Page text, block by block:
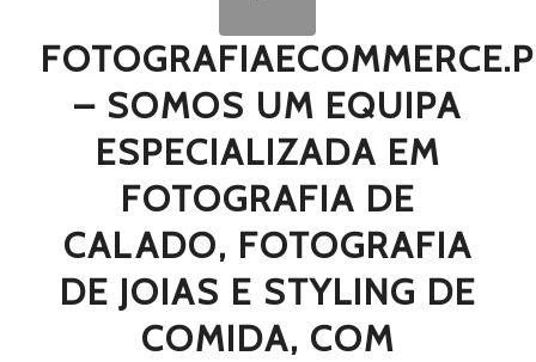
– SOMOS UM EQUIPA
ESPECIALIZADA EM
FOTOGRAFIA DE
CALADO, FOTOGRAFIA
DE JOIAS E STYLING DE
COMIDA, COM